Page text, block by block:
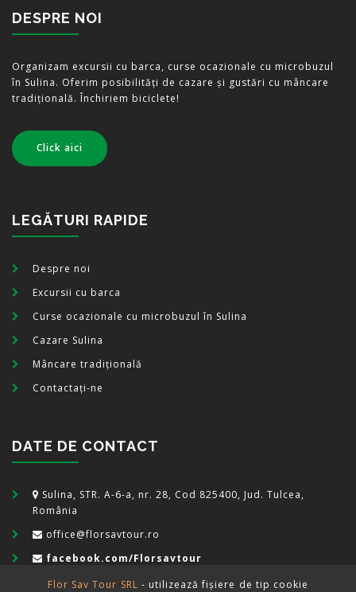
Flor Sav Tour SRL - utilizează fişiere de tip cookie
DESPRE NOI
Organizam excursii cu barca, curse ocazionale cu microbuzul
în Sulina. Oferim posibilități de cazare și gustări cu mâncare
tradițională. Închiriem biciclete!
Click aici
LEGĂTURI RAPIDE
Despre noi
Excursii cu barca
Curse ocazionale cu microbuzul în Sulina
Cazare Sulina
Mâncare tradițională
Contactați-ne
DATE DE CONTACT
Sulina, STR. A-6-a, nr. 28, Cod 825400, Jud. Tulcea,
România
office@florsavtour.ro
facebook.com/Florsavtour
(+40)740-836.600